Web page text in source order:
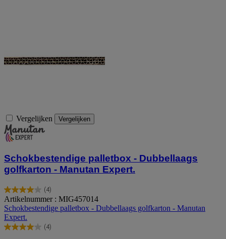
Vergelijken Vergelijken
Schokbestendige palletbox - Dubbellaags
golfkarton - Manutan Expert.
(4)
4.0
van
de
5
sterren.
Artikelnummer : MIG457014
Schokbestendige palletbox - Dubbellaags golfkarton - Manutan
Expert.
(4)
4.0